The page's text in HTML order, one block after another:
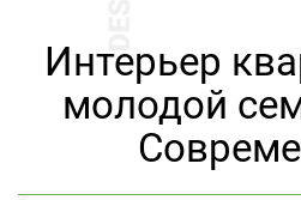
Интерьер
молодой